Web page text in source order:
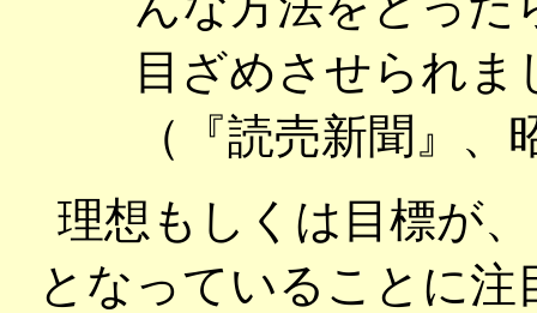
目ざめさせられま
（『読売新聞』
理想もしくは目標が
となっていることに